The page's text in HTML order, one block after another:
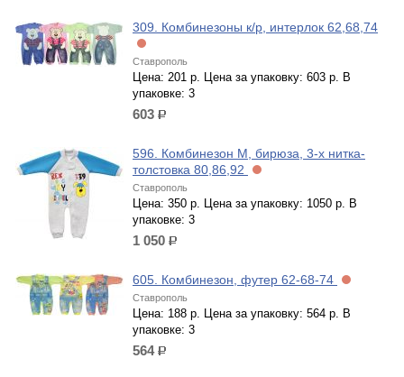
309. Комбинезоны к/р, интерлок 62,68,74
Ставрополь
Цена: 201 р. Цена за упаковку: 603 р. В
упаковке: 3
603 р.
596. Комбинезон М, бирюза, 3-х нитка-
толстовка 80,86,92
Ставрополь
Цена: 350 р. Цена за упаковку: 1050 р. В
упаковке: 3
1 050 р.
605. Комбинезон, футер 62-68-74
Ставрополь
Цена: 188 р. Цена за упаковку: 564 р. В
упаковке: 3
564р.